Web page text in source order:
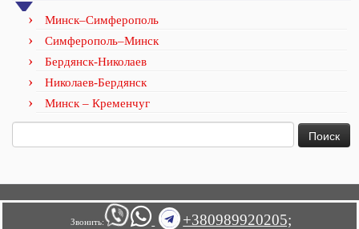
Минск–Симферополь
Симферополь–Минск
Бердянск-Николаев
Николаев-Бердянск
Минск – Кременчуг
Звонить:
+380989920205;